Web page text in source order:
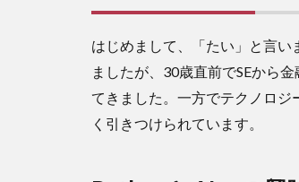
背
景
Python
とAIへ
はじめまして、「たい」と言い
ましたが、30歳直前でSEから
てきました。一方でテクノロ
く引きつけられています。